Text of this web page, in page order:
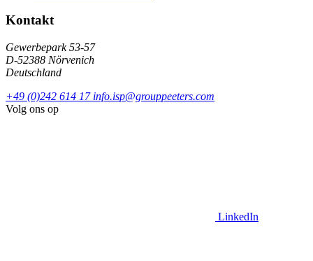
Kontakt
Gewerbepark 53-57
D-52388 Nörvenich
Deutschland
+49 (0)242 614 17 info.isp@grouppeeters.com
Volg ons op
LinkedIn